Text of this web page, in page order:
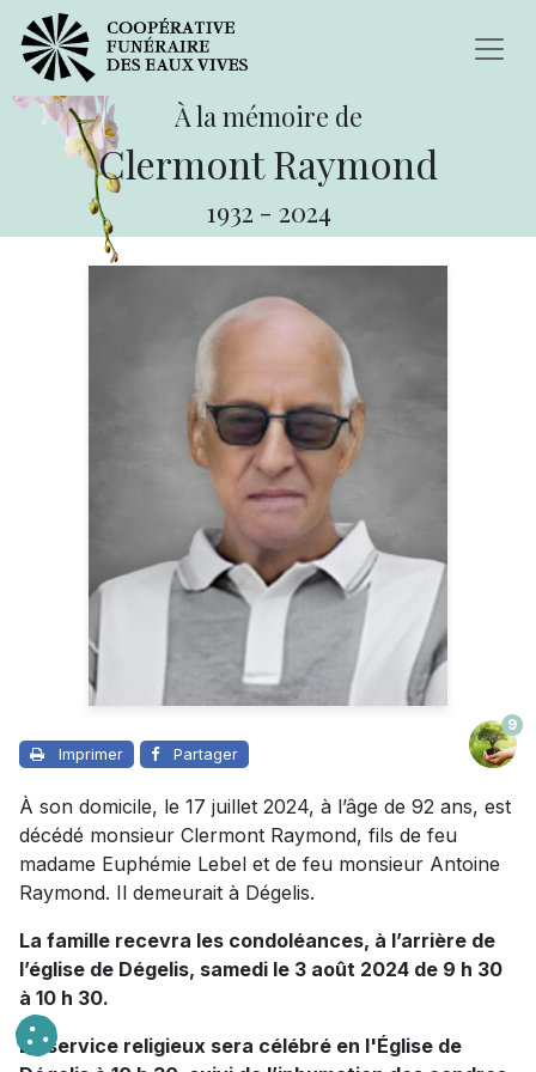
À la mémoire de
Clermont Raymond
1932 - 2024
Imprimer Partager
9
À son domicile, le 17 juillet 2024, à l’âge de 92 ans, est
décédé monsieur Clermont Raymond, fils de feu
madame Euphémie Lebel et de feu monsieur Antoine
Raymond. Il demeurait à Dégelis.
La famille recevra les condoléances, à l’arrière de
l’église de Dégelis, samedi le 3 août 2024 de 9 h 30
à 10 h 30.
Le service religieux sera célébré en l'Église de